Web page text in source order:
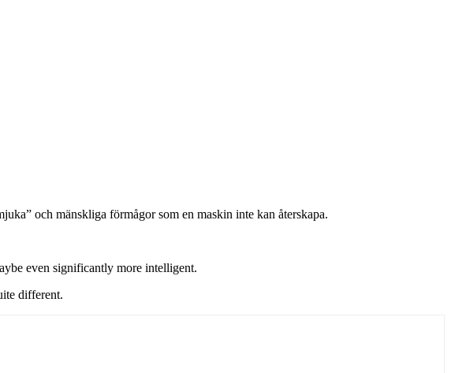
och mänskliga förmågor som en maskin inte kan återskapa.
even significantly more intelligent.
different.